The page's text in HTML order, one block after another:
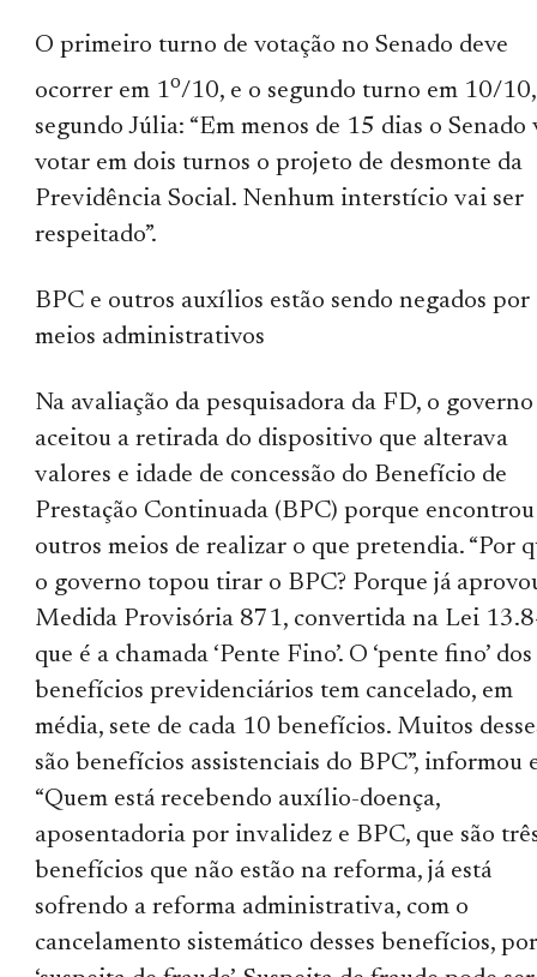
O primeiro turno de votação no Senado deve
ocorrer em 1o/10, e o segundo turno em 10/10,
segundo Júlia: “Em menos de 15 dias o Senado
votar em dois turnos o projeto de desmonte da
Previdência Social. Nenhum interstício vai ser
respeitado”.
BPC e outros auxílios estão sendo negados por
meios administrativos
Na avaliação da pesquisadora da FD, o governo
aceitou a retirada do dispositivo que alterava
valores e idade de concessão do Benefício de
Prestação Continuada (BPC) porque encontrou
outros meios de realizar o que pretendia. “Por
o governo topou tirar o BPC? Porque já
Medida Provisória 871, convertida na Lei
que é a chamada ‘Pente Fino’. O ‘pente fino’ dos
benefícios previdenciários tem cancelado, em
média, sete de cada 10 benefícios. Muitos
são benefícios assistenciais do BPC”, informou
“Quem está recebendo auxílio-doença,
aposentadoria por invalidez e BPC, que são
benefícios que não estão na reforma, já está
sofrendo a reforma administrativa, com o
cancelamento sistemático desses benefícios,